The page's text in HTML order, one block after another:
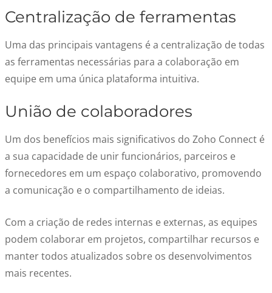
Centralização de ferramentas
Uma das principais vantagens é a centralização de todas
as ferramentas necessárias para a colaboração em
equipe em uma única plataforma intuitiva.
União de colaboradores
Um dos benefícios mais significativos do Zoho Connect é
a sua capacidade de unir funcionários, parceiros e
fornecedores em um espaço colaborativo, promovendo
a comunicação e o compartilhamento de ideias.
Com a criação de redes internas e externas, as equipes
podem colaborar em projetos, compartilhar recursos e
manter todos atualizados sobre os desenvolvimentos
mais recentes.